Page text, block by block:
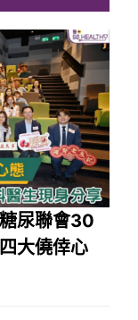
尿聯會30
大僥倖心